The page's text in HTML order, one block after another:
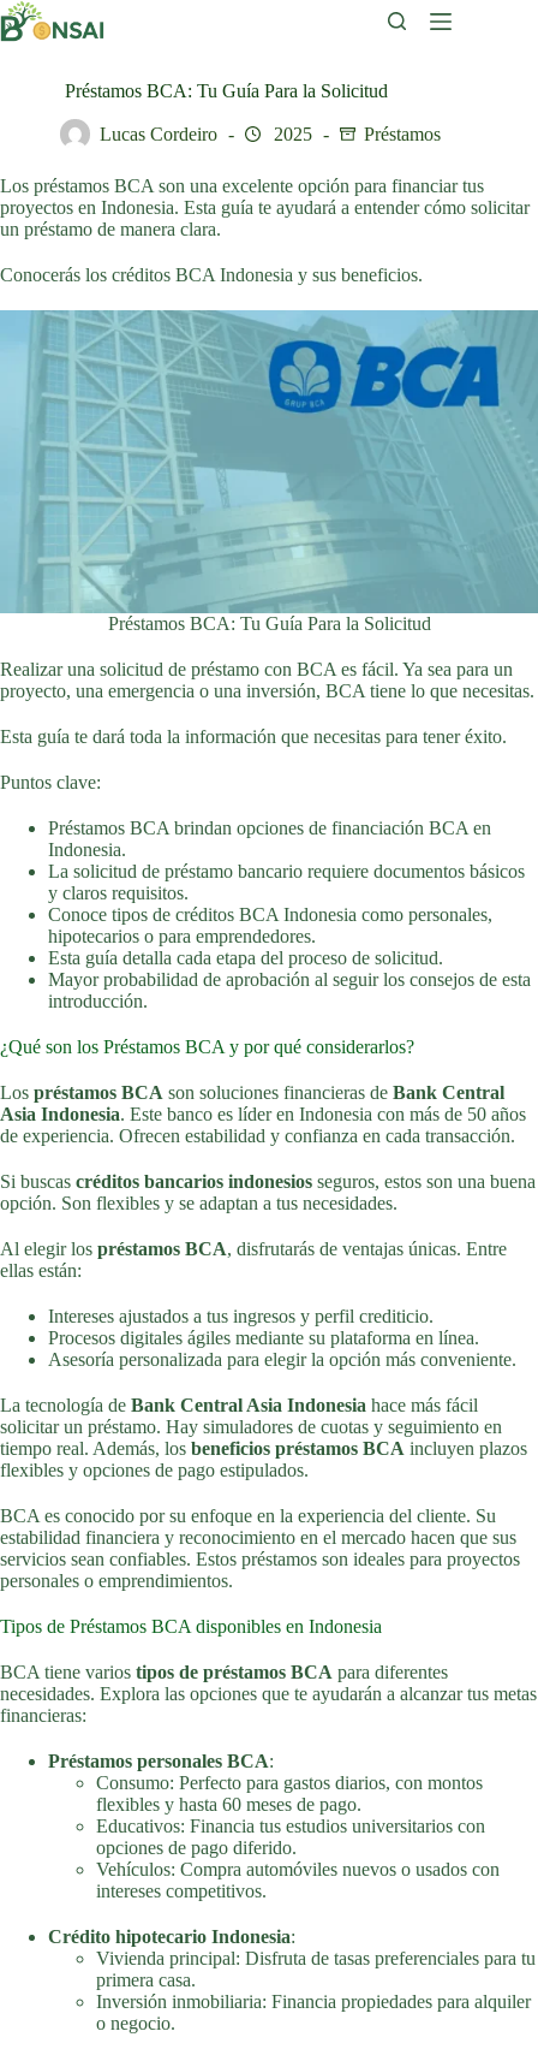
Saltar
al
Préstamos BCA: Tu Guía Para la Solicitud
Lucas Cordeiro 2025 Préstamos
Los préstamos BCA son una excelente opción para financiar tus
proyectos en Indonesia. Esta guía te ayudará a entender cómo solicitar
un préstamo de manera clara.
Conocerás los créditos BCA Indonesia y sus beneficios.
Préstamos BCA: Tu Guía Para la Solicitud
Realizar una solicitud de préstamo con BCA es fácil. Ya sea para un
proyecto, una emergencia o una inversión, BCA tiene lo que necesitas.
Esta guía te dará toda la información que necesitas para tener éxito.
Puntos clave:
Préstamos BCA brindan opciones de financiación BCA en
Indonesia.
La solicitud de préstamo bancario requiere documentos básicos
y claros requisitos.
Conoce tipos de créditos BCA Indonesia como personales,
hipotecarios o para emprendedores.
Esta guía detalla cada etapa del proceso de solicitud.
Mayor probabilidad de aprobación al seguir los consejos de esta
introducción.
¿Qué son los Préstamos BCA y por qué considerarlos?
Los préstamos BCA son soluciones financieras de Bank Central
Asia Indonesia. Este banco es líder en Indonesia con más de 50 años
de experiencia. Ofrecen estabilidad y confianza en cada transacción.
Si buscas créditos bancarios indonesios seguros, estos son una buena
opción. Son flexibles y se adaptan a tus necesidades.
Al elegir los préstamos BCA, disfrutarás de ventajas únicas. Entre
ellas están:
Intereses ajustados a tus ingresos y perfil crediticio.
Procesos digitales ágiles mediante su plataforma en línea.
Asesoría personalizada para elegir la opción más conveniente.
La tecnología de Bank Central Asia Indonesia hace más fácil
solicitar un préstamo. Hay simuladores de cuotas y seguimiento en
tiempo real. Además, los beneficios préstamos BCA incluyen plazos
flexibles y opciones de pago estipulados.
BCA es conocido por su enfoque en la experiencia del cliente. Su
estabilidad financiera y reconocimiento en el mercado hacen que sus
servicios sean confiables. Estos préstamos son ideales para proyectos
personales o emprendimientos.
Tipos de Préstamos BCA disponibles en Indonesia
BCA tiene varios tipos de préstamos BCA para diferentes
necesidades. Explora las opciones que te ayudarán a alcanzar tus metas
financieras:
Préstamos personales BCA:
Consumo: Perfecto para gastos diarios, con montos
flexibles y hasta 60 meses de pago.
Educativos: Financia tus estudios universitarios con
opciones de pago diferido.
Vehículos: Compra automóviles nuevos o usados con
intereses competitivos.
Crédito hipotecario Indonesia:
Vivienda principal: Disfruta de tasas preferenciales para tu
primera casa.
Inversión inmobiliaria: Financia propiedades para alquiler
o negocio.